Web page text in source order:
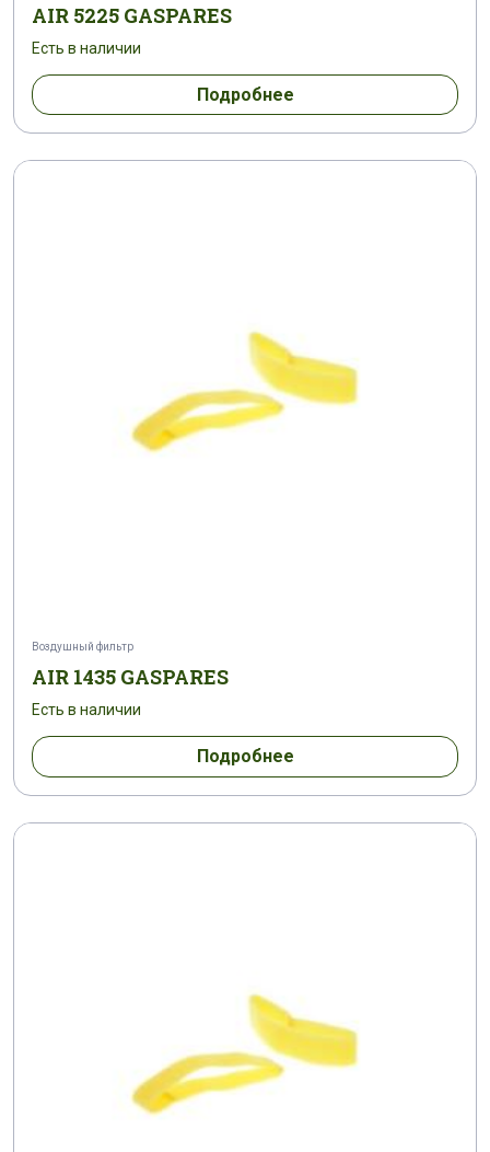
AIR 5225 GASPARES
Есть в наличии
Подробнее
Воздушный фильтр
AIR 1435 GASPARES
Есть в наличии
Подробнее